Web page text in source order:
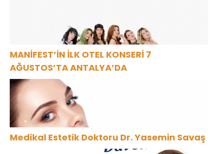
MANİFEST’İN İLK OTEL KONSERİ 7
AĞUSTOS’TA ANTALYA’DA
Medikal Estetik Doktoru Dr. Yasemin Savaş